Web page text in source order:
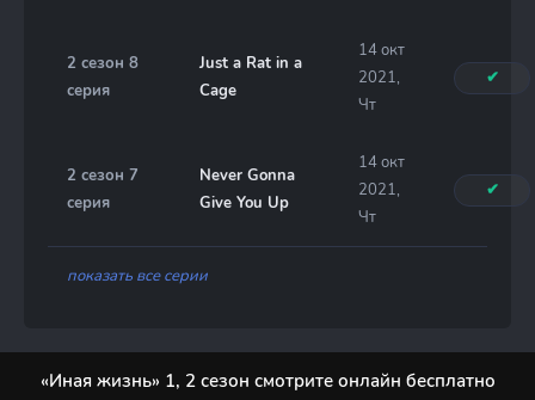
2 сезон 8
серия
Just a Rat in a
Cage
14 окт
2021,
Чт
✔
2 сезон 7
серия
Never Gonna
Give You Up
14 окт
2021,
Чт
✔
показать все серии
«Иная жизнь» 1, 2 сезон смотрите онлайн бесплатно